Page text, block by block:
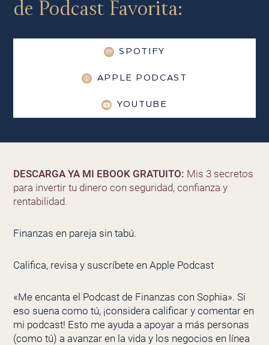
de Podcast Favorita:
SPOTIFY
APPLE PODCAST
YOUTUBE
DESCARGA YA MI EBOOK GRATUITO: Mis 3 secretos
para invertir tu dinero con seguridad, confianza y
rentabilidad.
Finanzas en pareja sin tabú.
Califica, revisa y suscríbete en Apple Podcast
«Me encanta el Podcast de Finanzas con Sophia». Si
eso suena como tú, ¡considera calificar y comentar en
mi podcast! Esto me ayuda a apoyar a más personas
(como tú) a avanzar en la vida y los negocios en línea